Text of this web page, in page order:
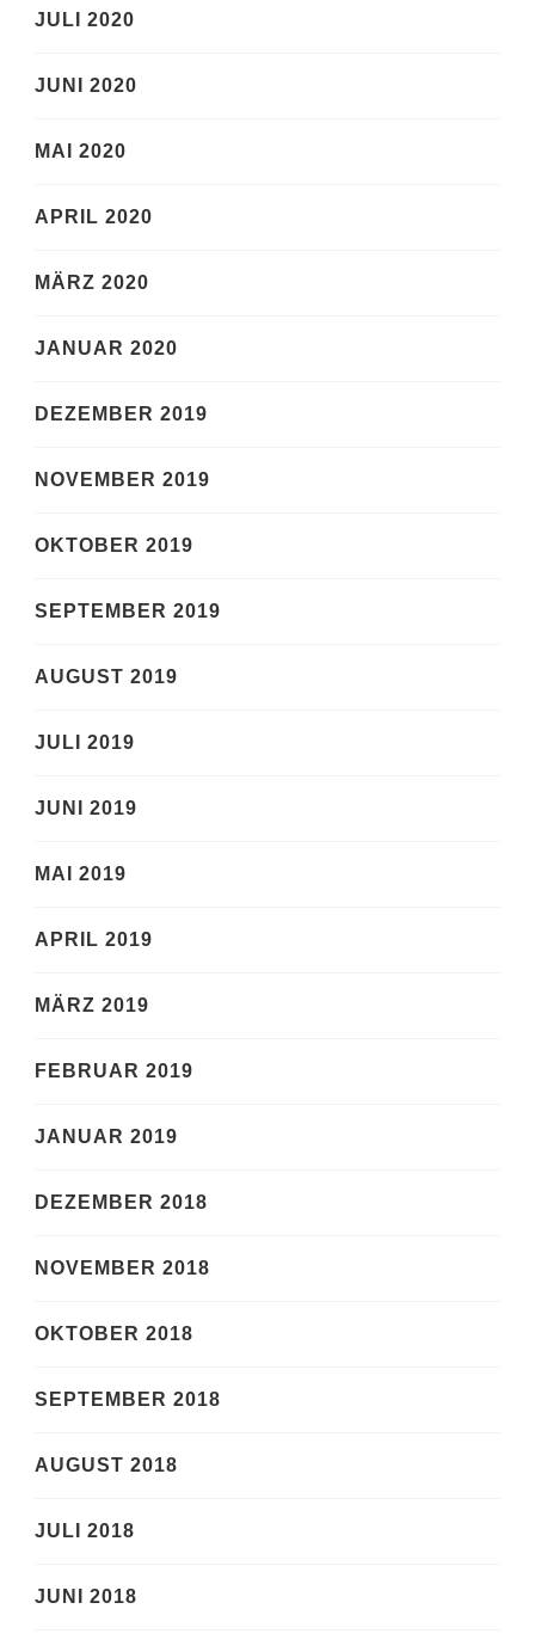
JULI 2020
JUNI 2020
MAI 2020
APRIL 2020
MÄRZ 2020
JANUAR 2020
DEZEMBER 2019
NOVEMBER 2019
OKTOBER 2019
SEPTEMBER 2019
AUGUST 2019
JULI 2019
JUNI 2019
MAI 2019
APRIL 2019
MÄRZ 2019
FEBRUAR 2019
JANUAR 2019
DEZEMBER 2018
NOVEMBER 2018
OKTOBER 2018
SEPTEMBER 2018
AUGUST 2018
JULI 2018
JUNI 2018